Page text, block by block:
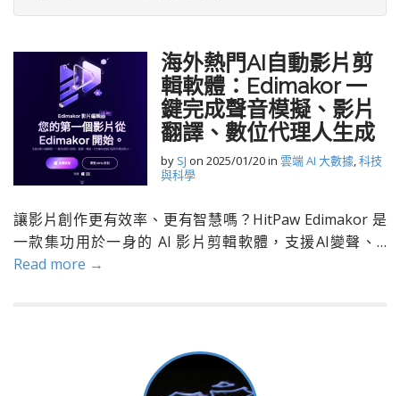
海外熱門AI自動影片剪
輯軟體：Edimakor 一
鍵完成聲音模擬、影片
翻譯、數位代理人生成
by SJ on 2025/01/20in 雲端 AI 大數據,科技
與科學
讓影片創作更有效率、更有智慧嗎？HitPaw Edimakor 是
一款集功用於一身的 AI 影片剪輯軟體，支援AI變聲、…
Read more →